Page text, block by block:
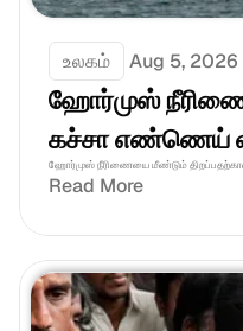
உலகம் Aug 5, 2026
ஹோர்முஸ் நீரிணை
கச்சா எண்ணெய்
ஹோர்முஸ் நீரிணையை மீண்டும்
Read More